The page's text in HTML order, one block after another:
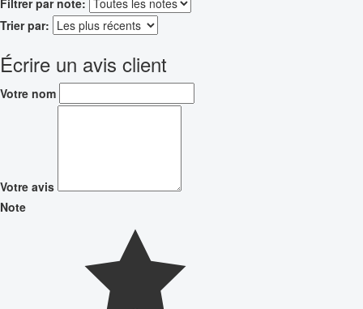
Filtrer par note:
Trier par:
Écrire un avis client
Votre nom
Votre avis
Note